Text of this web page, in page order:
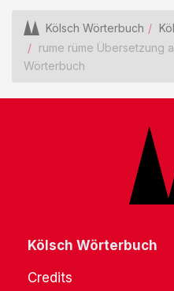
Kölsch Wörterbuch
rume rüme Übersetzung
Wörterbuch
Kölsch Wörterbuch
Credits